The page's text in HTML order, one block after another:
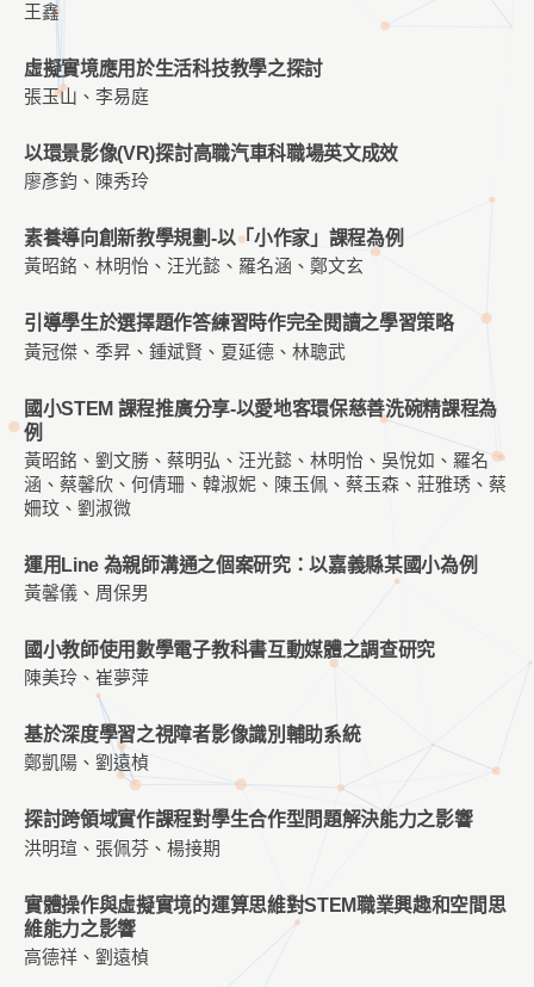
王鑫
虛擬實境應用於生活科技教學之探討
張玉山、李易庭
以環景影像(VR)探討高職汽車科職場英文成效
廖彥鈞、陳秀玲
素養導向創新教學規劃-以「小作家」課程為例
黃昭銘、林明怡、汪光懿、羅名涵、鄭文玄
引導學生於選擇題作答練習時作完全閱讀之學習策略
黃冠傑、季昇、鍾斌賢、夏延德、林聰武
國小STEM 課程推廣分享-以愛地客環保慈善洗碗精課程為
例
黃昭銘、劉文勝、蔡明弘、汪光懿、林明怡、吳悅如、羅名
涵、蔡馨欣、何倩珊、韓淑妮、陳玉佩、蔡玉森、莊雅琇、蔡
姍玟、劉淑微
運用Line 為親師溝通之個案研究：以嘉義縣某國小為例
黃馨儀、周保男
國小教師使用數學電子教科書互動媒體之調查研究
陳美玲、崔夢萍
基於深度學習之視障者影像識別輔助系統
鄭凱陽、劉遠楨
探討跨領域實作課程對學生合作型問題解決能力之影響
洪明瑄、張佩芬、楊接期
實體操作與虛擬實境的運算思維對STEM職業興趣和空間思
維能力之影響
高德祥、劉遠楨